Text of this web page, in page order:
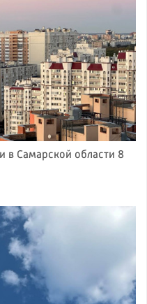
в Самарской области 8